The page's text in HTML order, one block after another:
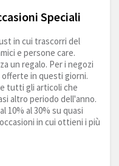
Speciali
in cui trascorri del
e persone care.
un regalo. Per i negozi
in questi giorni.
tutti gli articoli che
altro periodo dell'anno.
10% al 30% su quasi
in cui ottieni i più